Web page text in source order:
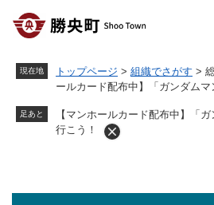
現在地 トップページ > 組織でさがす >
ールカード配布中】「ガンダムマ
足あと
【マンホールカード配布中】「
行こう！